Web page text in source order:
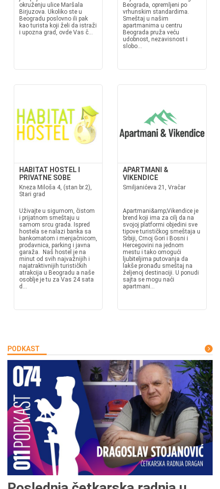
okruženju ulice Maršala
Birjuzova. Ukoliko ste u
Beogradu poslovno ili pak
kao turista koji želi da istraži
i upozna grad, ovde Vas č...
Beograda, opremljeni po
vrhunskim standardima.
Smeštaj u našim
apartmanima u centru
Beograda pruža veću
udobnost, nezavisnost i
slobo...
HABITAT HOSTEL I
PRIVATNE SOBE
Kneza Miloša 4, (stan br.2),
Stari grad
Uživajte u sigurnom, čistom
i prijatnom smeštaju u
samom srcu grada. Ispred
hostela se nalazi banka sa
bankomatom i menjačnicom,
prodavnica, parking i javna
garaža. Naš hostel je na
minut od svih najvažnijih i
najatraktivnijih turističkih
atrakcija u Beogradu a naše
osoblje je tu za Vas 24 sata
d...
APARTMANI &
VIKENDICE
Smiljanićeva 21, Vračar
Apartmani&amp;Vikendice je
brend koji ima za cilj da na
svojoj platformi objedini sve
tipove turističkog smeštaja u
Srbiji, Crnoj Gori i Bosni i
Hercegovini na jednom
mestu i tako omogući
ljubiteljima putovanja da
lakše pronađu smeštaj na
željenoj destinaciji. U ponudi
sajta se mogu naći
apartmani...
PODKAST